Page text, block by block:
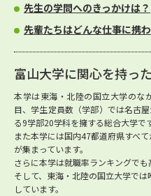
先生の学問へのきっかけは？
先輩たちはどんな仕事に携
富山大学に関心を持っ
本学は東海・北陸の国立大学のな
目、学生定員数（学部）では名古
る9学部20学科を擁する総合大学です
また本学には国内47都道府県すべ
が集まっています。
さらに本学は就職率ランキングでも
そして、東海・北陸の国立大学で
しています。